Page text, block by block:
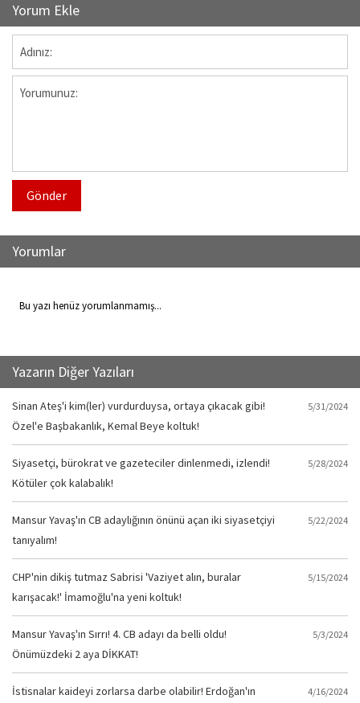
Yorum Ekle
Gönder
Yorumlar
Bu yazı henüz yorumlanmamış...
Yazarın Diğer Yazıları
Sinan Ateş'i kim(ler) vurdurduysa, ortaya çıkacak gibi!
Özel'e Başbakanlık, Kemal Beye koltuk!
5/31/2024
Siyasetçi, bürokrat ve gazeteciler dinlenmedi, izlendi!
Kötüler çok kalabalık!
5/28/2024
Mansur Yavaş'ın CB adaylığının önünü açan iki siyasetçiyi
tanıyalım!
5/22/2024
CHP'nin dikiş tutmaz Sabrisi 'Vaziyet alın, buralar
karışacak!' İmamoğlu'na yeni koltuk!
5/15/2024
Mansur Yavaş'ın Sırrı! 4. CB adayı da belli oldu!
Önümüzdeki 2 aya DİKKAT!
5/3/2024
İstisnalar kaideyi zorlarsa darbe olabilir! Erdoğan'ın
4/16/2024